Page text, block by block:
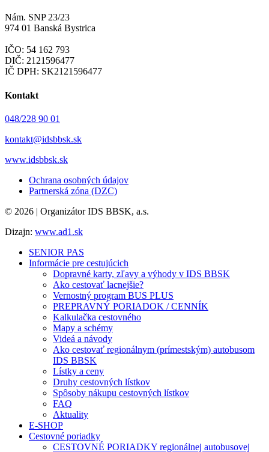
Nám. SNP 23/23
974 01 Banská Bystrica
IČO: 54 162 793
DIČ: 2121596477
IČ DPH: SK2121596477
Kontakt
048/228 90 01
kontakt@idsbbsk.sk
www.idsbbsk.sk
Ochrana osobných údajov
Partnerská zóna (DZC)
© 2026 | Organizátor IDS BBSK, a.s.
Dizajn: www.ad1.sk
SENIOR PAS
Informácie pre cestujúcich
Dopravné karty, zľavy a výhody v IDS BBSK
Ako cestovať lacnejšie?
Vernostný program BUS PLUS
PREPRAVNÝ PORIADOK / CENNÍK
Kalkulačka cestovného
Mapy a schémy
Videá a návody
Ako cestovať regionálnym (prímestským) autobusom
IDS BBSK
Lístky a ceny
Druhy cestovných lístkov
Spôsoby nákupu cestovných lístkov
FAQ
Aktuality
E-SHOP
Cestovné poriadky
CESTOVNÉ PORIADKY regionálnej autobusovej